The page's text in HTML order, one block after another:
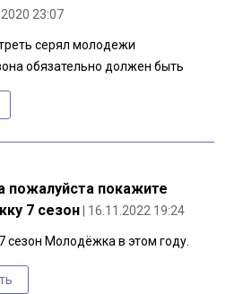
23:07
серял молодежи
обязательно должен быть
пожалуйста покажите
7 сезон
| 16.11.2022 19:24
сезон Молодёжка в этом году.